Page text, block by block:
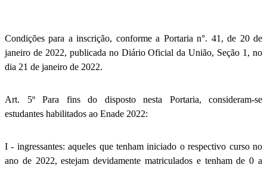
Condições para a inscrição, conforme a Portaria n°. 41, de 20 de
janeiro de 2022, publicada no Diário Oficial da União, Seção 1, no
dia 21 de janeiro de 2022.
Art. 5º Para fins do disposto nesta Portaria, consideram-se
estudantes habilitados ao Enade 2022:
I - ingressantes: aqueles que tenham iniciado o respectivo curso no
ano de 2022, estejam devidamente matriculados e tenham de 0 a